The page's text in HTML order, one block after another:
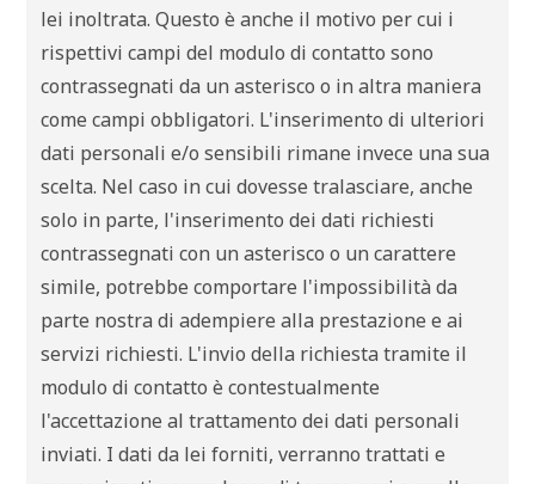
lei inoltrata. Questo è anche il motivo per cui i
rispettivi campi del modulo di contatto sono
contrassegnati da un asterisco o in altra maniera
come campi obbligatori. L'inserimento di ulteriori
dati personali e/o sensibili rimane invece una sua
scelta. Nel caso in cui dovesse tralasciare, anche
solo in parte, l'inserimento dei dati richiesti
contrassegnati con un asterisco o un carattere
simile, potrebbe comportare l'impossibilità da
parte nostra di adempiere alla prestazione e ai
servizi richiesti. L'invio della richiesta tramite il
modulo di contatto è contestualmente
l'accettazione al trattamento dei dati personali
inviati. I dati da lei forniti, verranno trattati e